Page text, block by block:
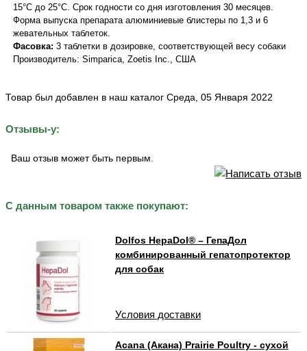
15°С до 25°С. Срок годности со дня изготовления 30 месяцев.
Форма выпуска препарата алюминиевые блистеры по 1,3 и 6
жевательных таблеток.
Фасовка: 3 таблетки в дозировке, соответствующей весу собаки
Производитель: Simparica, Zoetis Inc., США
Товар был добавлен в наш каталог Среда, 05 Января 2022
Отзывы-у:
Ваш отзыв может быть первым.
С данным товаром также покупают:
Dolfos HepaDol® – ГепаДол
комбинированный гепатопротектор
для собак
Условия доставки
Acana (Акана) Prairie Poultry - сухой